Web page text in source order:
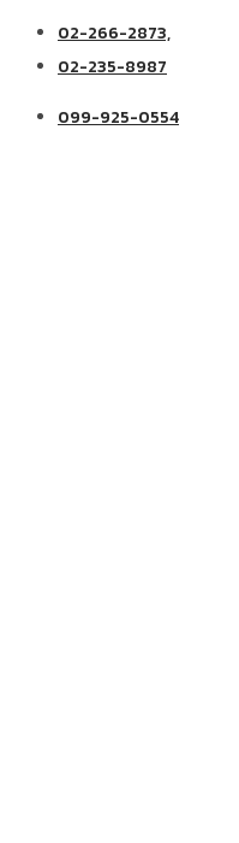
02-266-2873,
02-235-8987
099-925-0554